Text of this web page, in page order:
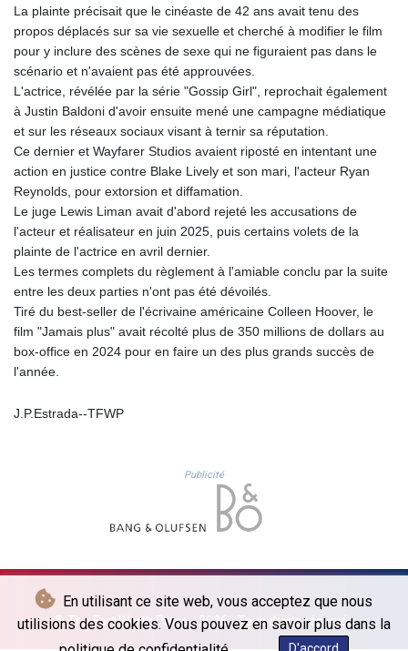
En utilisant ce site web, vous acceptez que nous
utilisions des cookies. Vous pouvez en savoir plus dans la
HUF 314.058026
IDR 17796
ILS 2.99985
INR 95.17365
IQD 1309.80882
IRR
1374850.000132
ISK 123.390415
JMD 158.790465
JOD 0.708994
KES 129.359734
KHR
4061.274765
KMF 427.000054
LRD 180.479173
LTL 2.95274
LVL 0.60489
La plainte précisait que le cinéaste de 42 ans avait tenu des
propos déplacés sur sa vie sexuelle et cherché à modifier le film
pour y inclure des scènes de sexe qui ne figuraient pas dans le
scénario et n'avaient pas été approuvées.
L'actrice, révélée par la série "Gossip Girl", reprochait également
à Justin Baldoni d'avoir ensuite mené une campagne médiatique
et sur les réseaux sociaux visant à ternir sa réputation.
Ce dernier et Wayfarer Studios avaient riposté en intentant une
action en justice contre Blake Lively et son mari, l'acteur Ryan
Reynolds, pour extorsion et diffamation.
Le juge Lewis Liman avait d'abord rejeté les accusations de
l'acteur et réalisateur en juin 2025, puis certains volets de la
plainte de l'actrice en avril dernier.
Les termes complets du règlement à l'amiable conclu par la suite
entre les deux parties n'ont pas été dévoilés.
Tiré du best-seller de l'écrivaine américaine Colleen Hoover, le
film "Jamais plus" avait récolté plus de 350 millions de dollars au
box-office en 2024 pour en faire un des plus grands succès de
l'année.
J.P.Estrada--TFWP
Publicité
© The Fort Worth Press - 2026 - Tous droits réservés